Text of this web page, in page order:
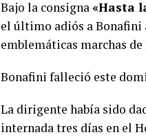
Bajo la consigna«Hasta
el último adiós a Bonafini
emblemáticas marchas de
Bonafini falleció este
La dirigente había sido
internada tres días en el